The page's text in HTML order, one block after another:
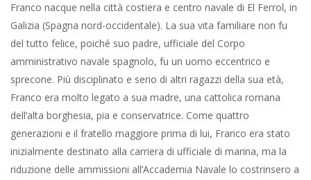
Franco nacque nella città costiera e centro navale di El Ferrol, in
Galizia (Spagna nord-occidentale). La sua vita familiare non fu
del tutto felice, poiché suo padre, ufficiale del Corpo
amministrativo navale spagnolo, fu un uomo eccentrico e
sprecone. Più disciplinato e serio di altri ragazzi della sua età,
Franco era molto legato a sua madre, una cattolica romana
dell’alta borghesia, pia e conservatrice. Come quattro
generazioni e il fratello maggiore prima di lui, Franco era stato
inizialmente destinato alla carriera di ufficiale di marina, ma la
riduzione delle ammissioni all’Accademia Navale lo costrinsero a